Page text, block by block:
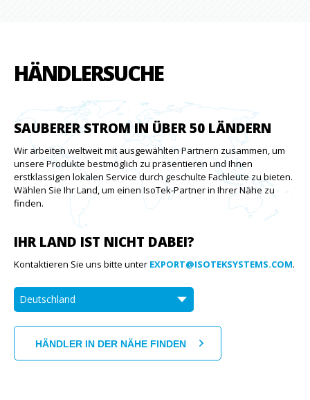
HÄNDLERSUCHE
SAUBERER STROM IN ÜBER 50 LÄNDERN
Wir arbeiten weltweit mit ausgewählten Partnern zusammen, um
unsere Produkte bestmöglich zu präsentieren und Ihnen
erstklassigen lokalen Service durch geschulte Fachleute zu bieten.
Wählen Sie Ihr Land, um einen IsoTek-Partner in Ihrer Nähe zu
finden.
IHR LAND IST NICHT DABEI?
Kontaktieren Sie uns bitte unter EXPORT@ISOTEKSYSTEMS.COM.